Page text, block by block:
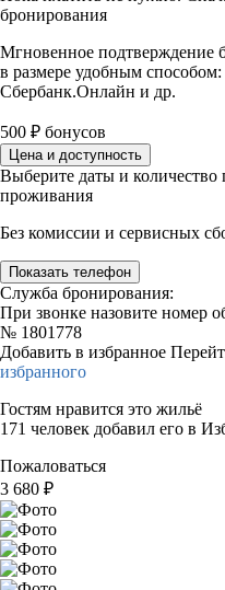
бронирования
Мгновенное подтверждение
в размере удобным
Сбербанк.Онлайн и др.
500 ₽ бонусов
Цена и доступность
Выберите даты и количество
проживания
Без комиссии и сервисных
Показать телефон
Служба бронирования:
При звонке назовите номер
№ 1801778
Добавить в избранное
избранного
Гостям нравится это жильё
171 человек добавил его в
Пожаловаться
3 680 ₽